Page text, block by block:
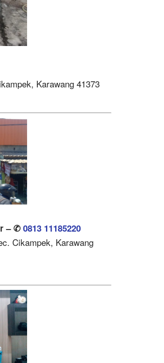
Karawang 41373
– ✆0813 11185220
Cikampek, Karawang